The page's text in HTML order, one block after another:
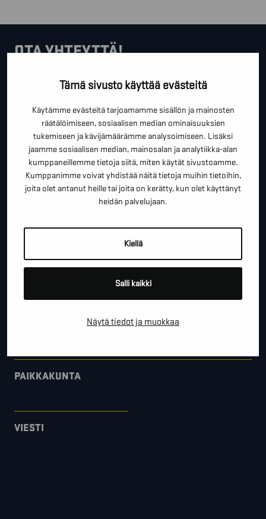
Tämä sivusto käyttää evästeitä
Käytämme evästeitä tarjoamamme sisällön ja mainosten
räätälöimiseen, sosiaalisen median ominaisuuksien
tukemiseen ja kävijämäärämme analysoimiseen. Lisäksi
jaamme sosiaalisen median, mainosalan ja analytiikka-alan
kumppaneillemme tietoja siitä, miten käytät sivustoamme.
Kumppanimme voivat yhdistää näitä tietoja muihin tietoihin,
joita olet antanut heille tai joita on kerätty, kun olet käyttänyt
heidän palvelujaan.
Kiellä
Salli kaikki
Näytä tiedot ja muokkaa
OTA YHTEYTTÄ!
Tällä lomakkeella voit kysyä lisäinfoa, pyytää ilmaista
terveisiä!
" näyttää pakolliset kentät
ETUNIMI SUKUNIMI *
PAIKKAKUNTA
VIESTI